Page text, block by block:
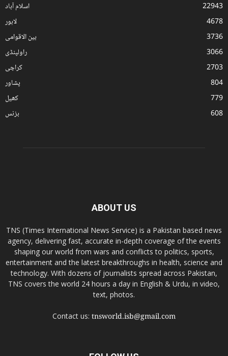
اسلام آباد
22943
لاہور
4678
بین الاقوامی
3736
راولپنڈی
3066
کراچی
2703
پشاور
804
کھیل
779
بزنس
608
ABOUT US
TNS (Times International News Service) is a Pakistan based news
agency, delivering fast, accurate in-depth coverage of the events
shaping our world from wars and conflicts to politics, sports,
entertainment and the latest breakthroughs in health, science and
technology. With dozens of journalists spread across Pakistan,
TNS covers the world 24 hours a day in English & Urdu, in video,
text, photos.
Contact us: tnsworld.isb@gmail.com